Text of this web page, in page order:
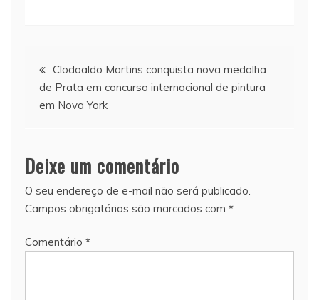
Navegação
de
Clodoaldo Martins conquista nova medalha
de Prata em concurso internacional de pintura
em Nova York
Deixe um comentário
O seu endereço de e-mail não será publicado.
Campos obrigatórios são marcados com *
Comentário *